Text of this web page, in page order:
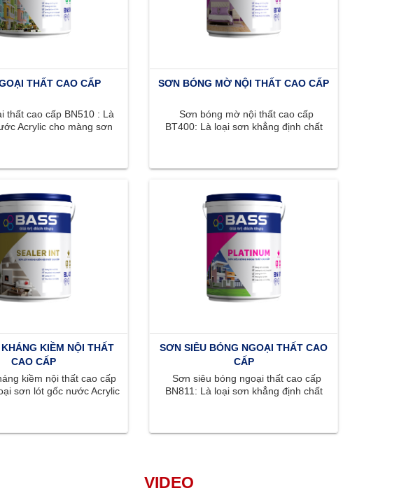
THẤT CAO CẤP
thất cao cấp BN510 : Là
Acrylic cho màng sơn
SƠN BÓNG MỜ NỘI THẤT CAO CẤP
Sơn bóng mờ nội thất cao cấp
BT400: Là loại sơn khẳng định chất
KIỀM NỘI THẤT
CAO CẤP
kiềm nội thất cao cấp
sơn lót gốc nước Acrylic
SƠN SIÊU BÓNG NGOẠI THẤT CAO
CẤP
Sơn siêu bóng ngoại thất cao cấp
BN811: Là loại sơn khẳng định chất
VIDEO